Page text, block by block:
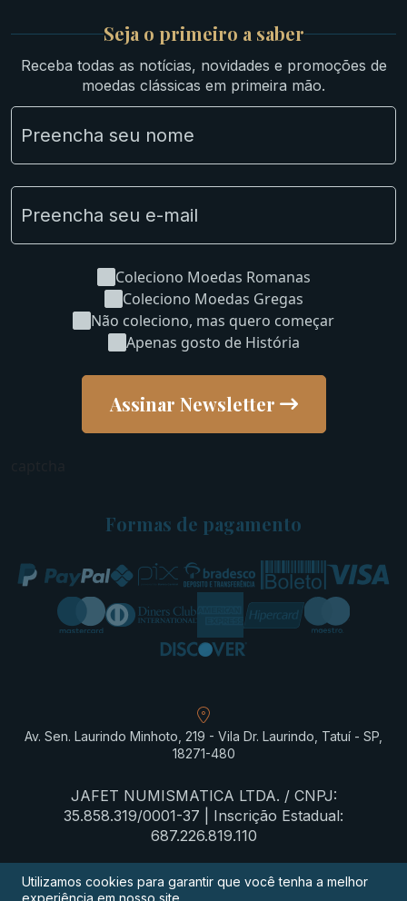
Ibéricas
Lotes Grandes
Material Numismático
NGC e NNC Encapsuladas
Novidades
Seja o primeiro a saber
Receba todas as notícias, novidades e promoções de
moedas clássicas em primeira mão.
Coleciono Moedas Romanas
Coleciono Moedas Gregas
Não coleciono, mas quero começar
Apenas gosto de História
Assinar Newsletter
Formas de pagamento
Av. Sen. Laurindo Minhoto, 219 - Vila Dr. Laurindo, Tatuí - SP,
18271-480
JAFET NUMISMATICA LTDA. / CNPJ:
35.858.319/0001-37 | Inscrição Estadual:
687.226.819.110
Utilizamos cookies para garantir que você tenha a melhor
experiência em nosso site.